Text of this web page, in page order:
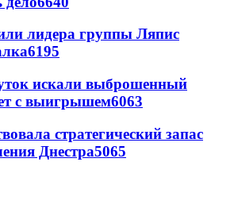
лидера группы Ляпис
6195
искали выброшенный
с выигрышем6063
стратегический запас
Днестра5065